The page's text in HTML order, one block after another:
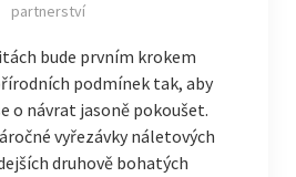
partnerství
bude prvním krokem
podmínek tak, aby
o návrat jasoně pokoušet.
vyřezávky náletových
druhově bohatých